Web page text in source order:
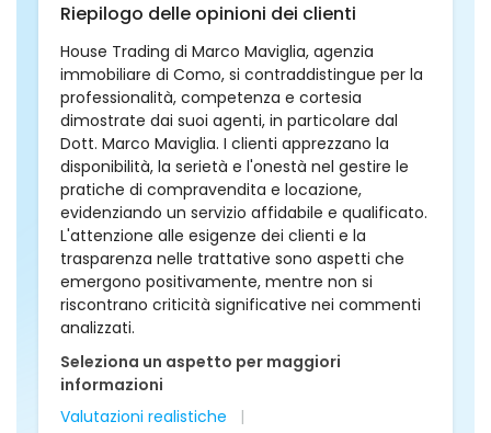
Riepilogo delle opinioni dei clienti
House Trading di Marco Maviglia, agenzia
immobiliare di Como, si contraddistingue per la
professionalità, competenza e cortesia
dimostrate dai suoi agenti, in particolare dal
Dott. Marco Maviglia. I clienti apprezzano la
disponibilità, la serietà e l'onestà nel gestire le
pratiche di compravendita e locazione,
evidenziando un servizio affidabile e qualificato.
L'attenzione alle esigenze dei clienti e la
trasparenza nelle trattative sono aspetti che
emergono positivamente, mentre non si
riscontrano criticità significative nei commenti
analizzati.
Seleziona un aspetto per maggiori
informazioni
Valutazioni realistiche